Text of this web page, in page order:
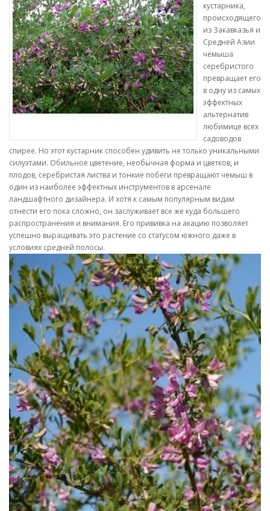
кустарника,
происходящего
из Закавказья и
Средней Азии
чемыша
серебристого
превращает его
в одну из самых
эффектных
альтернатив
любимице всех
садоводов
спирее. Но этот кустарник способен удивить не только уникальными
силуэтами. Обильное цветение, необычная форма и цветков, и
плодов, серебристая листва и тонкие побеги превращают чемыш в
один из наиболее эффектных инструментов в арсенале
ландшафтного дизайнера. И хотя к самым популярным видам
отнести его пока сложно, он заслуживает все же куда большего
распространения и внимания. Его прививка на акацию позволяет
успешно выращивать это растение со статусом южного даже в
условиях средней полосы.